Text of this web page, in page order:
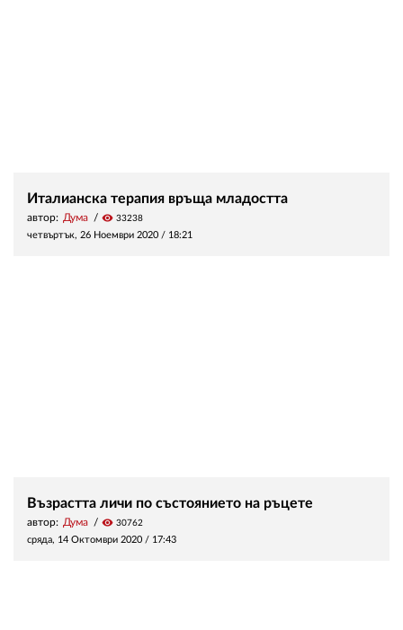
Италианска терапия връща младостта
автор: Дума visibility 33238
четвъртък, 26 Ноември 2020 / 18:21
Възрастта личи по състоянието на ръцете
автор: Дума visibility 30762
сряда, 14 Октомври 2020 / 17:43